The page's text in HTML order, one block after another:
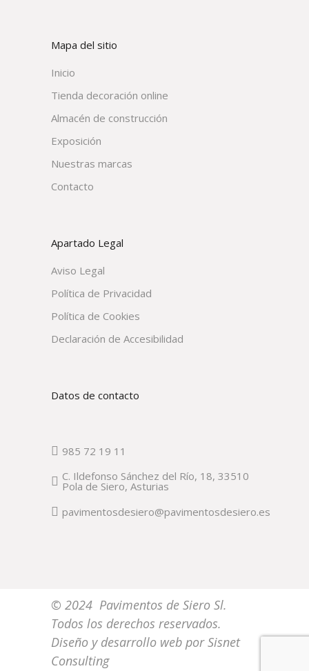
Mapa del sitio
Inicio
Tienda decoración online
Almacén de construcción
Exposición
Nuestras marcas
Contacto
Apartado Legal
Aviso Legal
Política de Privacidad
Política de Cookies
Declaración de Accesibilidad
Datos de contacto
985 72 19 11
C. Ildefonso Sánchez del Río, 18, 33510
Pola de Siero, Asturias
pavimentosdesiero@pavimentosdesiero.es
© 2024 Pavimentos de Siero Sl.
Todos los derechos reservados.
Diseño y desarrollo web porSisnet
Consulting